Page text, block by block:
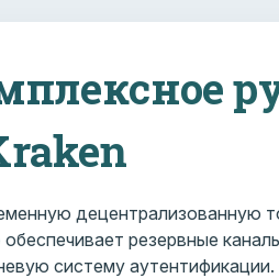
децентрализованную
обеспечивает резервные
систему